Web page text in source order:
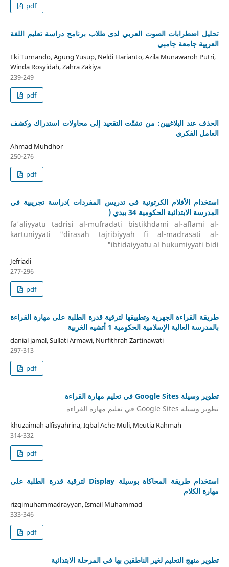
pdf
تحليل اضطرابات الصوت العربي لدى طلاب برنامج دراسة تعليم اللغة
العربية جامعة جامبي
Eki Turnando, Agung Yusup, Neldi Harianto, Azila Munawaroh Putri,
Winda Rosyidah, Zahra Zakiya
239-249
pdf
الحذف عند البلاغيين: من تشتّت التقعيد إلى محاولات استدراك وكشف
العامل الفكري
Ahmad Muhdhor
250-276
pdf
استخدام الأفلام الكرتونية في تدريس المفردات )دراسة تجريبية في
المدرسة الابتدائية الحكومية 34 بيدي (
fa'aliyyatu tadrisi al-mufradati bistikhdami al-aflami al-
kartuniyyati "dirasah tajribiyyah fi al-madrasati al-
ibtidaiyyatu al hukumiyyati bidi"
Jefriadi
277-296
pdf
طريقة القراءة الجهرية وتطبيقها لترقية قدرة الطلبة على مهارة القراءة
بالمدرسة العالية الإسلامية الحكومية 1 أتشيه الغربية
danial jamal, Sullati Armawi, Nurfithrah Zartinawati
297-313
pdf
تطوير وسيلة Google Sites في تعليم مهارة القراءة
تطوير وسيلة Google Sites في تعليم مهارة القراءة
khuzaimah alfisyahrina, Iqbal Ache Muli, Meutia Rahmah
314-332
pdf
استخدام طريقة المحاكاة بوسيلة Display لترقية قدرة الطلبة على
مهارة الكلام
rizqimuhammadrayyan, Ismail Muhammad
333-346
pdf
تطوير منهج التعليم لغير الناطقين بها في المرحلة الابتدائية